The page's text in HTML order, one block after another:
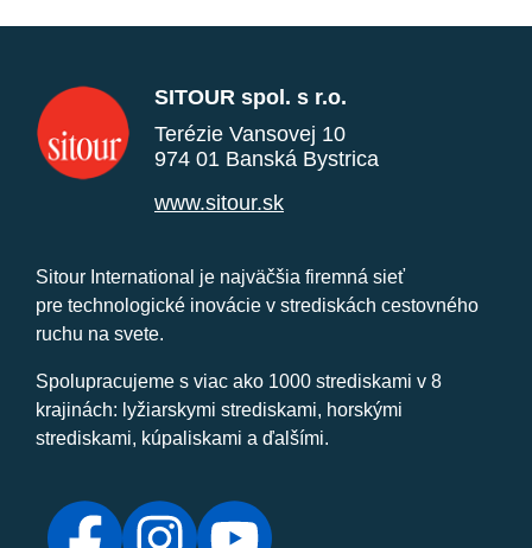
SITOUR spol. s r.o.
Terézie Vansovej 10
974 01 Banská Bystrica
www.sitour.sk
Sitour International je najväčšia firemná sieť
pre technologické inovácie v strediskách cestovného
ruchu na svete.
Spolupracujeme s viac ako 1000 strediskami v 8
krajinách: lyžiarskymi strediskami, horskými
strediskami, kúpaliskami a ďalšími.